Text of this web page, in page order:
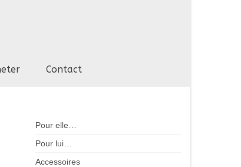
Contact
Pour elle…
Pour lui…
Accessoires